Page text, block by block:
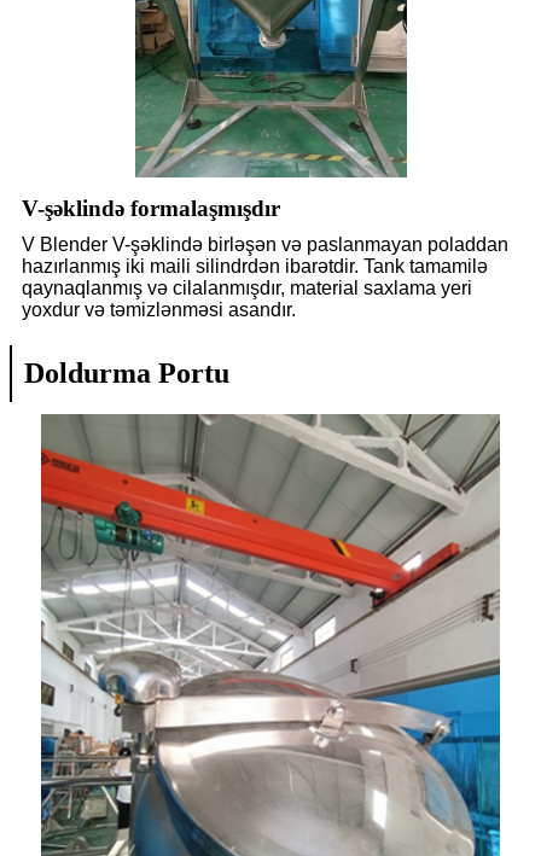
V-şəklində formalaşmışdır
V Blender V-şəklində birləşən və paslanmayan poladdan
hazırlanmış iki maili silindrdən ibarətdir. Tank tamamilə
qaynaqlanmış və cilalanmışdır, material saxlama yeri
yoxdur və təmizlənməsi asandır.
Doldurma Portu